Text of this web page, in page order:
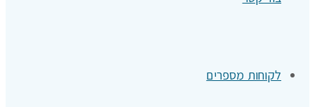
לקוחות מספרים